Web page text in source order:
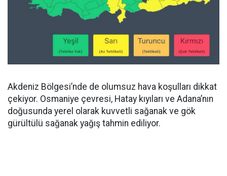
Akdeniz Bölgesi’nde de olumsuz hava koşulları dikkat
çekiyor. Osmaniye çevresi, Hatay kıyıları ve Adana’nın
doğusunda yerel olarak kuvvetli sağanak ve gök
gürültülü sağanak yağış tahmin ediliyor.